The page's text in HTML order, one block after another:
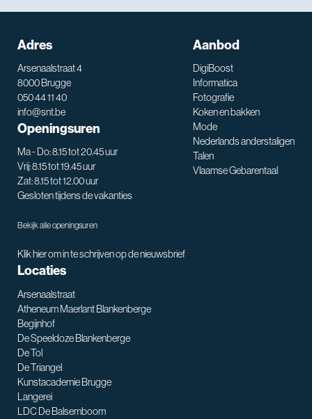
Adres
Arsenaalstraat 4
8000 Brugge
050 44 11 40
info@snt.be
Openingsuren
Ma - Do: 8.15 tot 20.45 uur
Vrij: 8.15 tot 19.45 uur
Zat: 8.15 tot 12.00 uur
Gesloten tijdens de vakanties
Bekijk alle openingsuren
Klik hier om in te schrijven op de nieuwsbrief
Aanbod
DigiBoost
Informatica
Fotografie
Koken en bakken
Mode
Nederlands anderstaligen
Talen
Vlaamse Gebarentaal
Locaties
Arsenaalstraat
Atheneum Maerlant Blankenberge
Begijnhof
De Speeldoze Blankenberge
De Tol
De Triangel
Kunstacademie Brugge
Langerei
LDC De Balsemboom
SNT assistent
Waarmee kan ik je helpen?